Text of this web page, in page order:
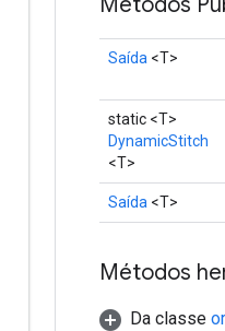
Saída <T>
static <T>
DynamicStitch
<T>
Saída <T>
Métodos
Da classe